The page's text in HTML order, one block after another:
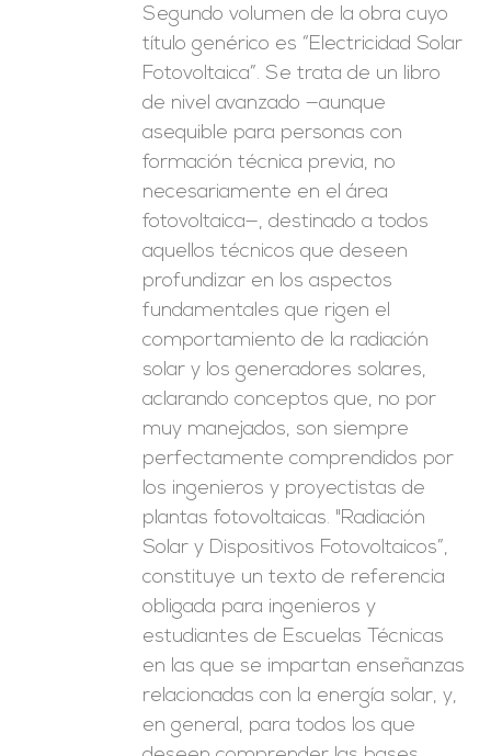
Segundo volumen de la obra cuyo
título genérico es “Electricidad Solar
Fotovoltaica”. Se trata de un libro
de nivel avanzado —aunque
asequible para personas con
formación técnica previa, no
necesariamente en el área
fotovoltaica—, destinado a todos
aquellos técnicos que deseen
profundizar en los aspectos
fundamentales que rigen el
comportamiento de la radiación
solar y los generadores solares,
aclarando conceptos que, no por
muy manejados, son siempre
perfectamente comprendidos por
los ingenieros y proyectistas de
plantas fotovoltaicas. "Radiación
Solar y Dispositivos Fotovoltaicos”,
constituye un texto de referencia
obligada para ingenieros y
estudiantes de Escuelas Técnicas
en las que se impartan enseñanzas
relacionadas con la energía solar, y,
en general, para todos los que